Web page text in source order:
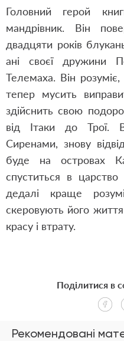
Головний герой
мандрівник. Він
двадцяти років
ані своєї дружини
Телемаха. Він
тепер мусить
здійснить свою
від Ітаки до Трої.
Сиренами, знову
буде на островах
спуститься в
дедалі краще
скеровують його
красу і втрату.
Рекомендовані
Поділитися в